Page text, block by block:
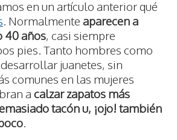
en un artículo anterior qué
. Normalmente aparecen a
40 años, casi siempre
pies. Tanto hombres como
juanetes, sin
comunes en las mujeres
a calzar zapatos más
tacón u, ¡ojo! también
.